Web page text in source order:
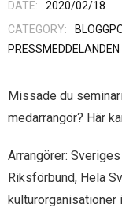
-
- En starkare
- Folk och Kultur
Om Ax
-
- Medlemmar
- Samarbeten
Kontakta Ax
Arkiv
DATE: 2020/02/18
CATEGORY:
PRESSMEDDELANDEN
Missade du
medarrangör? Här
Arrangörer:
Riksförbund, Hela
kulturorganisationer